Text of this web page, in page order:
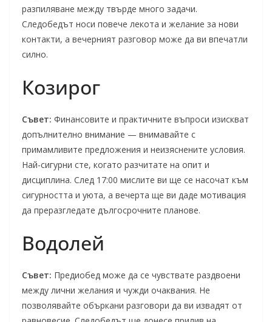
разпиляване между твърде много задачи.
Следобедът носи повече лекота и желание за нови
контакти, а вечерният разговор може да ви впечатли
силно.
Козирог
Съвет: Финансовите и практичните въпроси изискват
допълнително внимание — внимавайте с
примамливите предложения и неизяснените условия.
Най-сигурни сте, когато разчитате на опит и
дисциплина. След 17:00 мислите ви ще се насочат към
сигурността и уюта, а вечерта ще ви даде мотивация
да преразгледате дългосрочните планове.
Водолей
Съвет: Предиобед може да се чувствате раздвоени
между лични желания и чужди очаквания. Не
позволявайте объркани разговори да ви извадят от